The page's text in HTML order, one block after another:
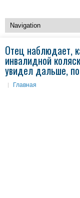
Отец наблюдает,
инвалидной
увидел дальше,
Главная